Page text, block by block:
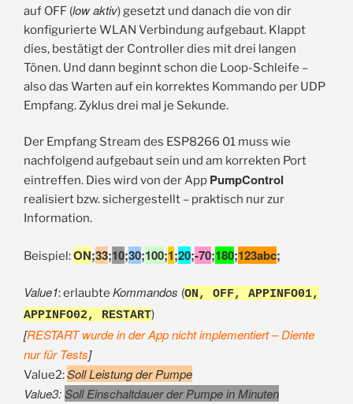
auf OFF (low aktiv) gesetzt und danach die von dir
konfigurierte WLAN Verbindung aufgebaut. Klappt
dies, bestätigt der Controller dies mit drei langen
Tönen. Und dann beginnt schon die Loop-Schleife –
also das Warten auf ein korrektes Kommando per UDP
Empfang. Zyklus drei mal je Sekunde.
Der Empfang Stream des ESP8266 01 muss wie
nachfolgend aufgebaut sein und am korrekten Port
eintreffen. Dies wird von der App PumpControl
realisiert bzw. sichergestellt – praktisch nur zur
Information.
Beispiel:ON;33;10;30;100;1;20;-70;180;123abc;
Value1: erlaubte Kommandos (ON, OFF, APPINFO01,
APPINFO02, RESTART)
[RESTART wurde in der App nicht implementiert – Diente
nur für Tests]
Value2:Soll Leistung der Pumpe
Value3:Soll Einschaltdauer der Pumpe in Minuten